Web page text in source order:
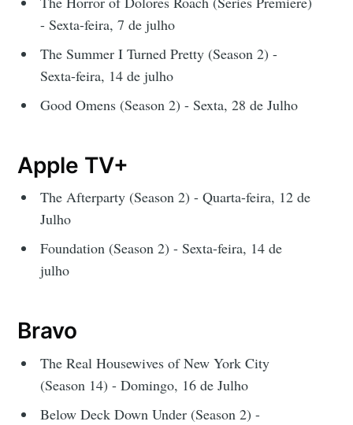
- Sexta-feira, 7 de julho
The Summer I Turned Pretty (Season 2) -
Sexta-feira, 14 de julho
Good Omens (Season 2) - Sexta, 28 de Julho
Apple TV+
The Afterparty (Season 2) - Quarta-feira, 12 de
Julho
Foundation (Season 2) - Sexta-feira, 14 de
julho
Bravo
The Real Housewives of New York City
(Season 14) - Domingo, 16 de Julho
Below Deck Down Under (Season 2) -